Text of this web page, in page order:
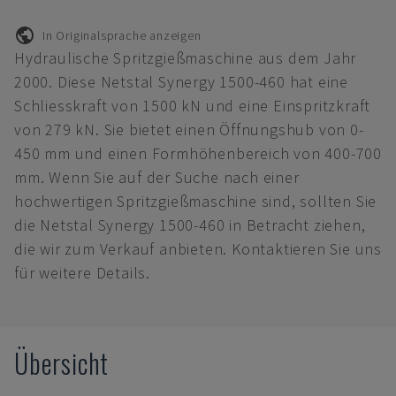
In Originalsprache anzeigen
Hydraulische Spritzgießmaschine aus dem Jahr
2000. Diese Netstal Synergy 1500-460 hat eine
Schliesskraft von 1500 kN und eine Einspritzkraft
von 279 kN. Sie bietet einen Öffnungshub von 0-
450 mm und einen Formhöhenbereich von 400-700
mm. Wenn Sie auf der Suche nach einer
hochwertigen Spritzgießmaschine sind, sollten Sie
die Netstal Synergy 1500-460 in Betracht ziehen,
die wir zum Verkauf anbieten. Kontaktieren Sie uns
für weitere Details.
Übersicht